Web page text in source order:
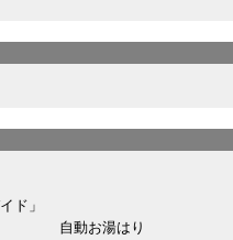
ド」
自動お湯はり